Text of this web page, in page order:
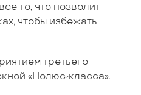
то, что позволит
чтобы избежать
третьего
«Полюс-класса».